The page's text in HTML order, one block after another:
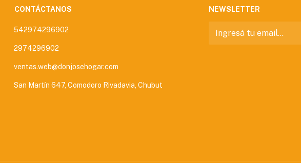
CONTÁCTANOS
542974296902
2974296902
ventas.web@donjosehogar.com
San Martín 647, Comodoro Rivadavia, Chubut
NEWSLETTER